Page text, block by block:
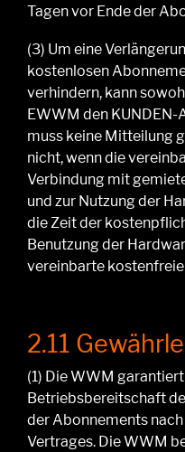
Tagen vor Ende der
(3) Um eine
kostenlosen
verhindern, kann
EWWM den KUNDEN-
muss keine Mitteilung
nicht, wenn die
Verbindung mit
und zur Nutzung der
die Zeit der
Benutzung der
vereinbarte
2.11
(1) Die WWM
Betriebsbereitschaft
der Abonnements
Vertrages. Die WWM